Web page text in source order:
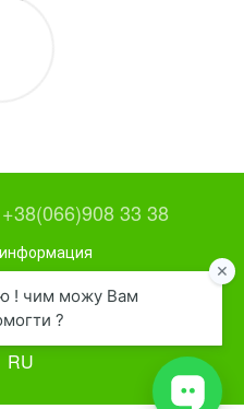
+38(066)908 33 38
сайта
оборудование
RU